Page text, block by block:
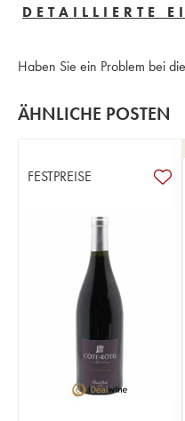
DETAILLIERTE
Haben Sie ein Problem bei
ÄHNLICHE POSTEN
FESTPREISE